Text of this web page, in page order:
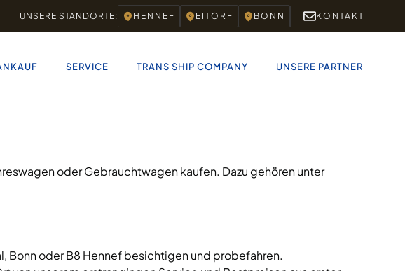
UNSERE STANDORTE: HENNEF EITORF BONN KONTAKT
SERVICE TRANS SHIP COMPANY UNSERE PARTNER
oder Gebrauchtwagen kaufen. Dazu gehören unter
Bonn oder B8 Hennef besichtigen und probefahren.